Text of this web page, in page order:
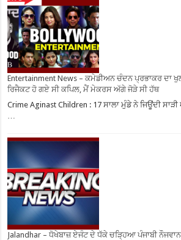
Entertainment News – ਕਮੇਡੀਅਨ ਚੰਦਨ ਪ੍ਰਭਾਕਰ ਦਾ
ਰਿਜੈਕਟ ਹੋ ਗਏ ਸੀ ਕਪਿਲ, ਮੈਂ ਮੇਕਰਸ ਅੱਗੇ ਜੋੜੇ ਸੀ ਹੱਥ
Crime Aginast Children : 17 ਸਾਲਾ ਮੁੰਡੇ ਨੇ ਜਿਊਂਦੀ
Jalandhar – ਧੋਖੇਬਾਜ਼ ਏਜੰਟ ਦੇ ਧੱਕੇ ਚੜ੍ਹਿਆ ਪੰਜਾਬੀ